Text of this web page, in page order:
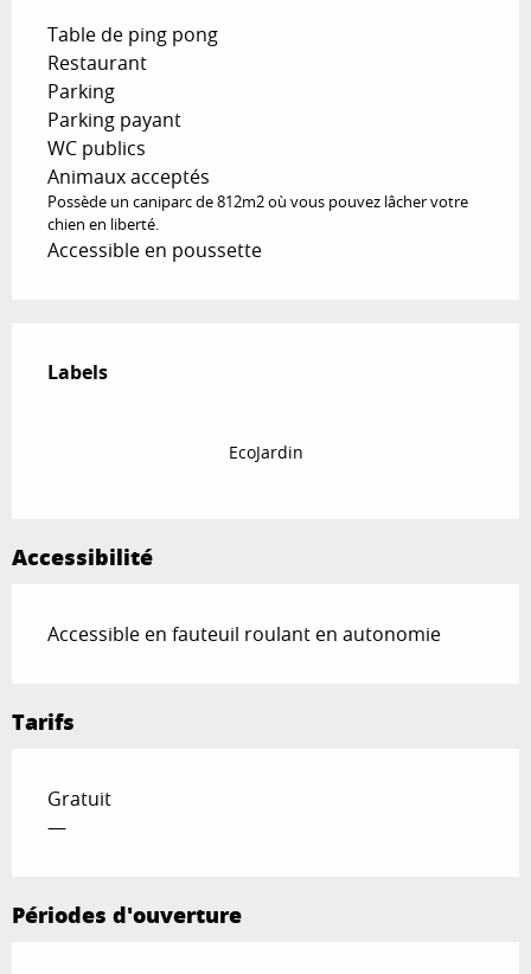
Table de ping pong
Restaurant
Parking
Parking payant
WC publics
Animaux acceptés
Possède un caniparc de 812m2 où vous pouvez lâcher votre
chien en liberté.
Accessible en poussette
Labels
Labels
EcoJardin
Accessibilité
Accessible en fauteuil roulant en autonomie
Tarifs
Gratuit
—
Périodes d'ouverture